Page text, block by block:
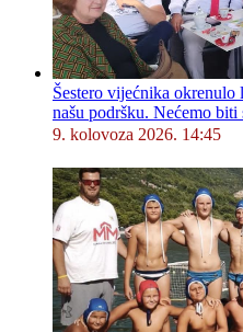
Šestero vijećnika okrenulo
našu podršku. Nećemo
9. kolovoza 2026. 14:45